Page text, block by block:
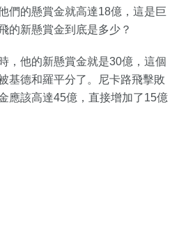
們的懸賞金就高達18億，這是巨
的新懸賞金到底是多少？
，他的新懸賞金就是30億，這個
基德和羅平分了。尼卡路飛擊敗
應該高達45億，直接增加了15億